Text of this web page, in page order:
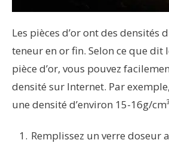
Les pièces d’or ont des densités
teneur en or fin. Selon ce que dit
pièce d’or, vous pouvez
densité sur Internet. Par
une densité d’environ 15-16g/
Remplissez un verre doseur